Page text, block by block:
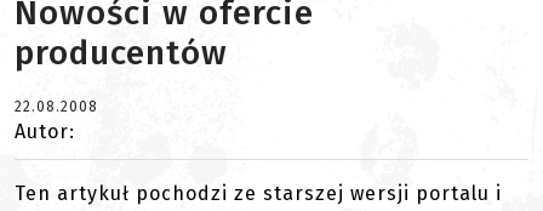
Nowości w ofercie
producentów
22.08.2008
Autor:
Ten artykuł pochodzi ze starszej wersji portalu i